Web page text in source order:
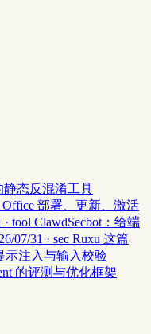
静态反混淆工具
Office 部署、更新、激活
· tool ClawdSecbot：给端
07/31 · sec Ruxu 这篇
示注入与输入校验
的评测与优化框架